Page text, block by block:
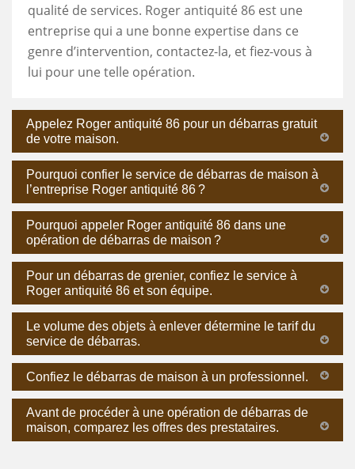
qualité de services. Roger antiquité 86 est une
entreprise qui a une bonne expertise dans ce
genre d’intervention, contactez-la, et fiez-vous à
lui pour une telle opération.
Appelez Roger antiquité 86 pour un débarras gratuit
de votre maison.
Pourquoi confier le service de débarras de maison à
l’entreprise Roger antiquité 86 ?
Pourquoi appeler Roger antiquité 86 dans une
opération de débarras de maison ?
Pour un débarras de grenier, confiez le service à
Roger antiquité 86 et son équipe.
Le volume des objets à enlever détermine le tarif du
service de débarras.
Confiez le débarras de maison à un professionnel.
Avant de procéder à une opération de débarras de
maison, comparez les offres des prestataires.